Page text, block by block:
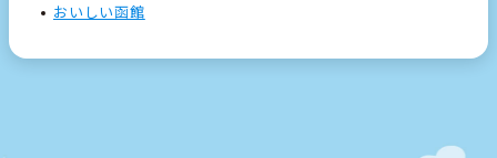
おいしい函館